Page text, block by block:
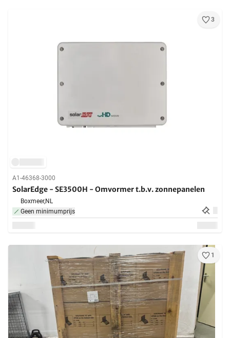
3
A1-46368-3000
SolarEdge - SE3500H - Omvormer t.b.v. zonnepanelen
Boxmeer,NL
Geen minimumprijs
1